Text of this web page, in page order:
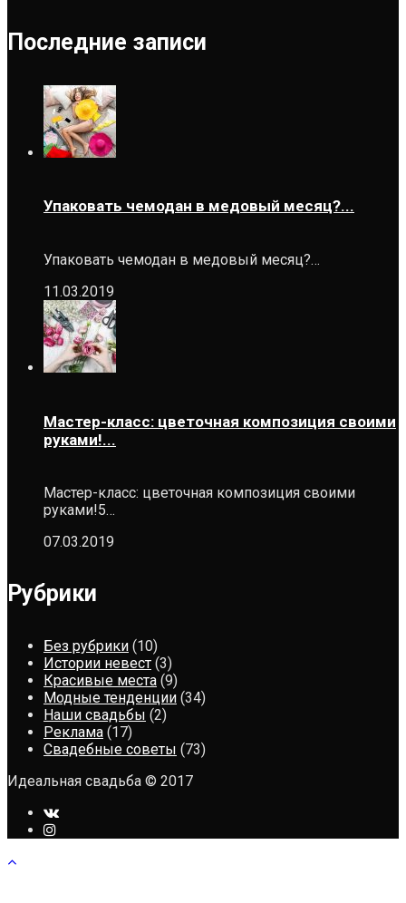
Последние записи
Упаковать чемодан в медовый месяц?...
Упаковать чемодан в медовый месяц?…
11.03.2019
Мастер-класс: цветочная композиция своими
руками!...
Мастер-класс: цветочная композиция своими
руками!5…
07.03.2019
Рубрики
Без рубрики (10)
Истории невест (3)
Красивые места (9)
Модные тенденции (34)
Наши свадьбы (2)
Реклама (17)
Свадебные советы (73)
Идеальная свадьба © 2017